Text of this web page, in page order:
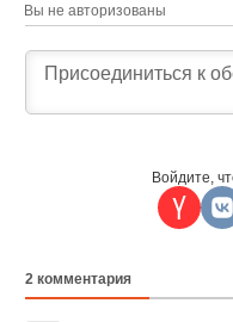
Вы не авторизованы
Войдите,
2 комментария